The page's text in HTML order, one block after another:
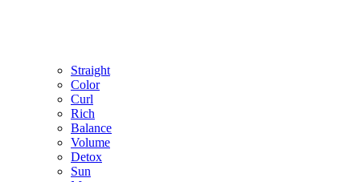
Straight
Color
Curl
Rich
Balance
Volume
Detox
Sun